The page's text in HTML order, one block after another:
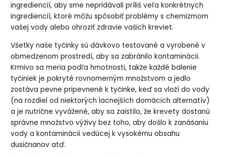
ingrediencií, aby sme nepridávali príliš veľa konkrétnych
ingrediencií, ktoré môžu spôsobiť problémy s chemizmom
vašej vody alebo ohroziť zdravie vašich kreviet.
Všetky naše tyčinky sú dávkovo testované a vyrobené v
obmedzenom prostredí, aby sa zabránilo kontaminácii.
Krmivo sa meria podľa hmotnosti, takže každé balenie
tyčiniek je pokryté rovnomerným množstvom a jedlo
zostáva pevne pripevnené k tyčinke, keď sa vloží do vody
(na rozdiel od niektorých lacnejších domácich alternatív)
a je nutrične vyvážené, aby sa zaistilo, že krevety dostanú
správne množstvo výživy bez toho, aby došlo k zanášaniu
vody a kontaminácii vedúcej k vysokému obsahu
dusičnanov atď.